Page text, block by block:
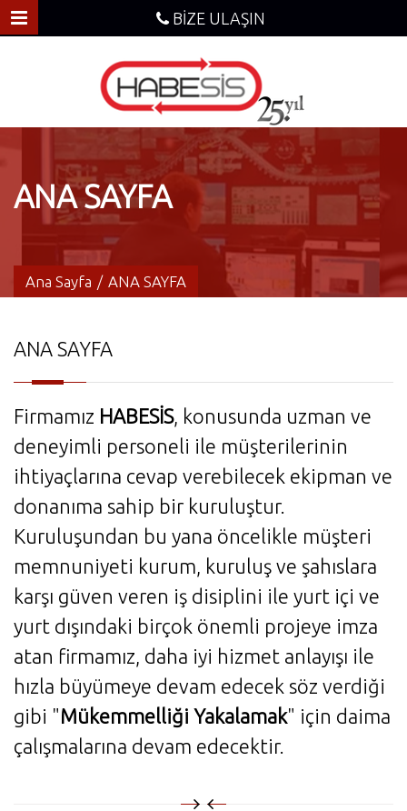
BİZE ULAŞIN
ANA SAYFA
Ana Sayfa / ANA SAYFA
ANA SAYFA
Firmamız HABESİS, konusunda uzman ve
deneyimli personeli ile müşterilerinin
ihtiyaçlarına cevap verebilecek ekipman ve
donanıma sahip bir kuruluştur.
Kuruluşundan bu yana öncelikle müşteri
memnuniyeti kurum, kuruluş ve şahıslara
karşı güven veren iş disiplini ile yurt içi ve
yurt dışındaki birçok önemli projeye imza
atan firmamız, daha iyi hizmet anlayışı ile
hızla büyümeye devam edecek söz verdiği
gibi "Mükemmelliği Yakalamak" için daima
çalışmalarına devam edecektir.